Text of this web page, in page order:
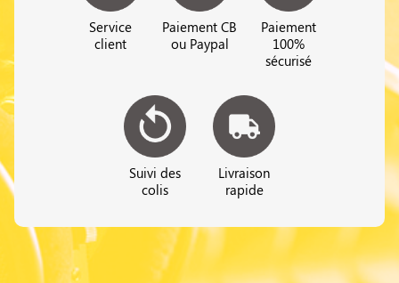
Service
client
Paiement CB
ou Paypal
Paiement
100%
sécurisé
Suivi des
colis
Livraison
rapide